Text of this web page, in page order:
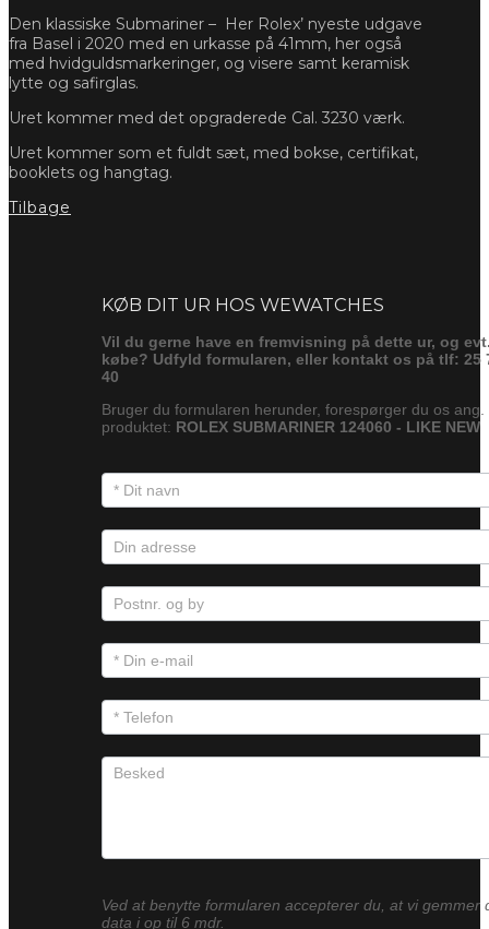
Den klassiske Submariner – Her Rolex’ nyeste udgave
fra Basel i 2020 med en urkasse på 41mm, her også
med hvidguldsmarkeringer, og visere samt keramisk
lytte og safirglas.
Uret kommer med det opgraderede Cal. 3230 værk.
Uret kommer som et fuldt sæt, med bokse, certifikat,
booklets og hangtag.
Tilbage
KØB DIT UR HOS WEWATCHES
Vil du gerne have en fremvisning på dette ur, og
købe? Udfyld formularen, eller kontakt os på tlf: 25
40
Bruger du formularen herunder, forespørger du os ang.
produktet: ROLEX SUBMARINER 124060 - LIKE NEW
Ved at benytte formularen accepterer du, at vi gemmer
data i op til 6 mdr.